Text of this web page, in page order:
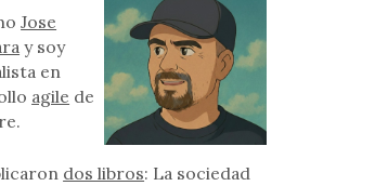
Jose
y soy
en
agile de
dos libros: La sociedad